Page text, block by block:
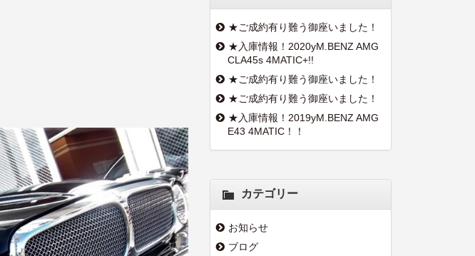
★ご成約有り難う御座いました！
★入庫情報！2020yM.BENZ AMG
CLA45s 4MATIC+!!
★ご成約有り難う御座いました！
★ご成約有り難う御座いました！
★入庫情報！2019yM.BENZ AMG
E43 4MATIC！！
カテゴリー
お知らせ
ブログ